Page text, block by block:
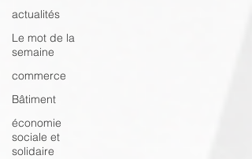
actualités
Le mot de la
semaine
commerce
Bâtiment
économie
sociale et
solidaire